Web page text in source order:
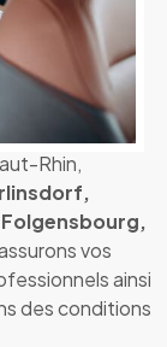
Haut-
reconnu
Rhin,
vos
ainsi
des conditions